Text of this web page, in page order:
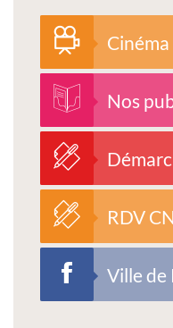
Cinéma
Nos
RDV
Ville de